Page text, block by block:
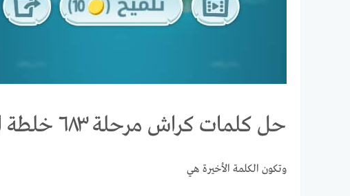
حل كلمات كراش مرحلة ٦٨٣ خلطة الحروف
وتكون الكلمة الأخيرة هي